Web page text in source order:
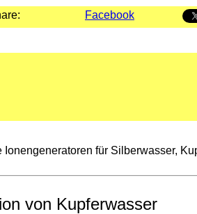
Facebook
für Silberwasser,
von Kupferwasser